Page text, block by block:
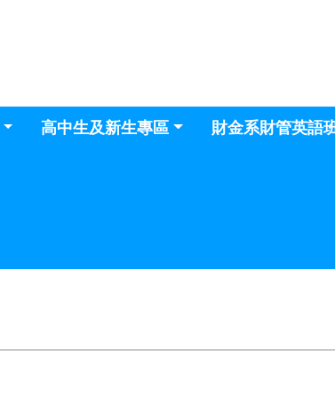
高中生及新生專區 財金系財管英語